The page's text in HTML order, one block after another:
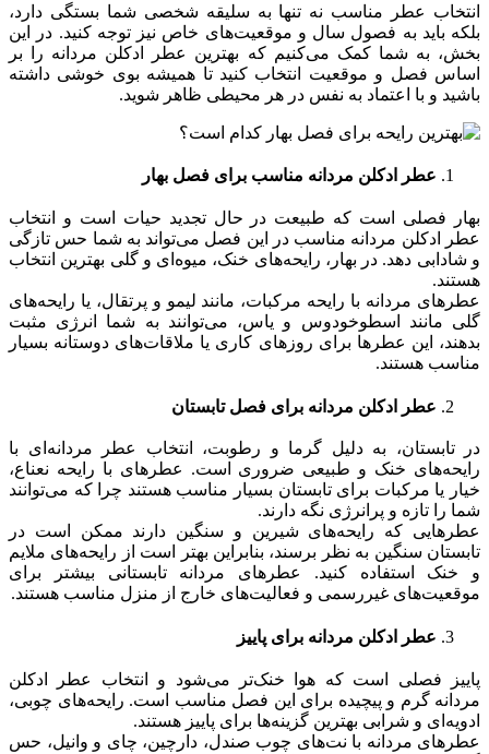
انتخاب عطر مناسب نه تنها به سلیقه شخصی شما بستگی دارد،
بلکه باید به فصول سال و موقعیت‌های خاص نیز توجه کنید. در این
بخش، به شما کمک می‌کنیم که بهترین عطر ادکلن مردانه را بر
اساس فصل و موقعیت انتخاب کنید تا همیشه بوی خوشی داشته
باشید و با اعتماد به نفس در هر محیطی ظاهر شوید.
عطر ادکلن مردانه مناسب برای فصل بهار
بهار فصلی است که طبیعت در حال تجدید حیات است و انتخاب
عطر ادکلن مردانه مناسب در این فصل می‌تواند به شما حس تازگی
و شادابی دهد. در بهار، رایحه‌های خنک، میوه‌ای و گلی بهترین انتخاب
هستند.
عطرهای مردانه با رایحه مرکبات، مانند لیمو و پرتقال، یا رایحه‌های
گلی مانند اسطوخودوس و یاس، می‌توانند به شما انرژی مثبت
بدهند، این عطرها برای روزهای کاری یا ملاقات‌های دوستانه بسیار
مناسب هستند.
عطر ادکلن مردانه برای فصل تابستان
در تابستان، به دلیل گرما و رطوبت، انتخاب عطر مردانه‌ای با
رایحه‌های خنک و طبیعی ضروری است. عطرهای با رایحه نعناع،
خیار یا مرکبات برای تابستان بسیار مناسب هستند چرا که می‌توانند
شما را تازه و پرانرژی نگه دارند.
عطرهایی که رایحه‌های شیرین و سنگین دارند ممکن است در
تابستان سنگین به نظر برسند، بنابراین بهتر است از رایحه‌های ملایم
و خنک استفاده کنید. عطرهای مردانه تابستانی بیشتر برای
موقعیت‌های غیررسمی و فعالیت‌های خارج از منزل مناسب هستند.
عطر ادکلن مردانه برای پاییز
پاییز فصلی است که هوا خنک‌تر می‌شود و انتخاب عطر ادکلن
مردانه گرم و پیچیده برای این فصل مناسب است. رایحه‌های چوبی،
ادویه‌ای و شرابی بهترین گزینه‌ها برای پاییز هستند.
عطرهای مردانه با نت‌های چوب صندل، دارچین، چای و وانیل، حس